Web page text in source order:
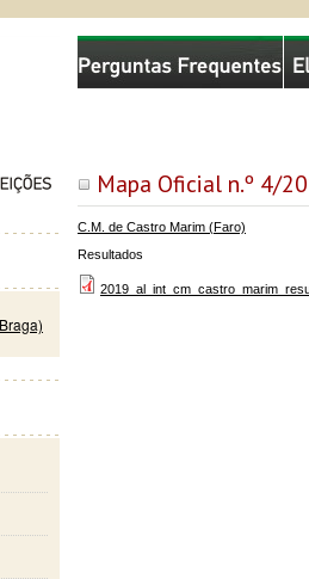
Mapa Oficial n.º 4/
C.M. de Castro Marim (Faro)
Resultados
Comissão Nacional de Eleições